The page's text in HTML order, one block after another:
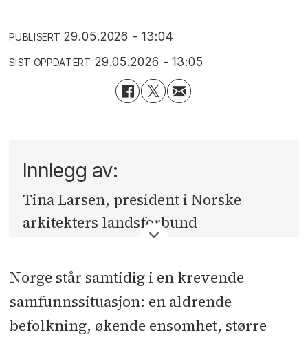
PUBLISERT 29.05.2026 - 13:04
SIST OPPDATERT 29.05.2026 - 13:05
Innlegg av:
Tina Larsen, president i Norske
arkitekters landsforbund
Norge står samtidig i en krevende
samfunnssituasjon: en aldrende
befolkning, økende ensomhet, større